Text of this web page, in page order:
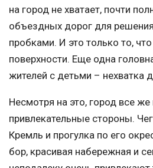
на город не хватает, почти
объездных дорог для
пробками. И это только то,
поверхности. Еще одна
жителей с детьми – нехватка
Несмотря на это, город все же
привлекательные стороны.
Кремль и прогулка по его
бор, красивая набережная и